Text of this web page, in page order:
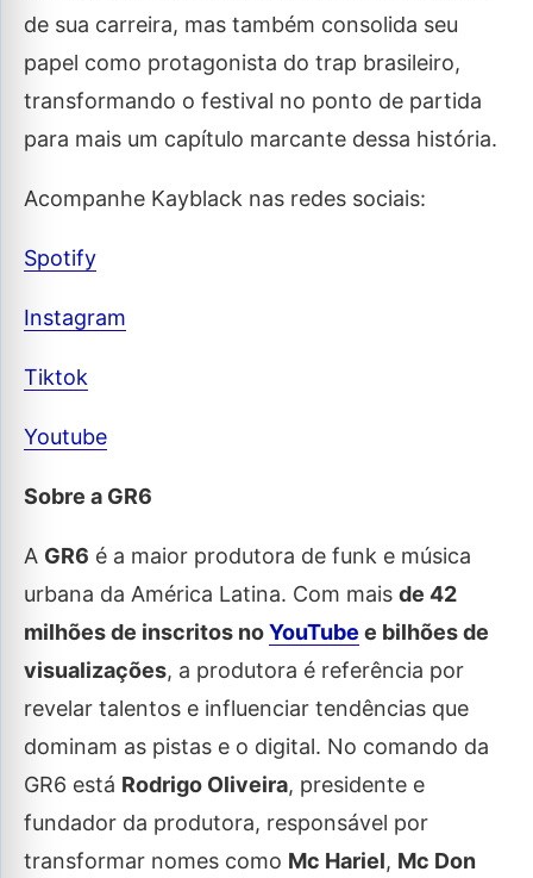
de sua carreira, mas também consolida seu
papel como protagonista do trap brasileiro,
transformando o festival no ponto de partida
para mais um capítulo marcante dessa história.
Acompanhe Kayblack nas redes sociais:
Spotify
Instagram
Tiktok
Youtube
Sobre a GR6
A GR6 é a maior produtora de funk e música
urbana da América Latina. Com mais de 42
milhões de inscritos noYouTube e bilhões de
visualizações, a produtora é referência por
revelar talentos e influenciar tendências que
dominam as pistas e o digital. No comando da
GR6 está Rodrigo Oliveira, presidente e
fundador da produtora, responsável por
transformar nomes como Mc Hariel, Mc Don